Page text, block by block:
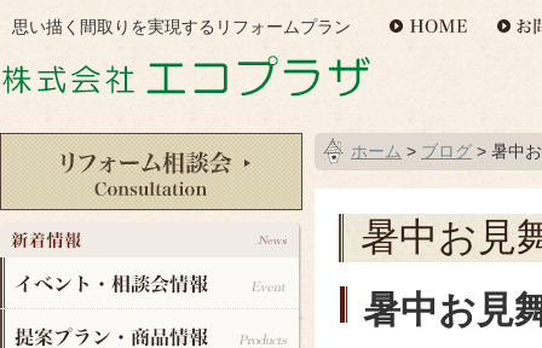
思い描く間取りを実現するリフォームプラン
ホーム > ブログ > 暑中
暑中お見
暑中お見